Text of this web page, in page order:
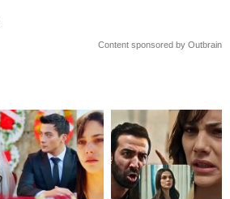
Content sponsored by Outbrain